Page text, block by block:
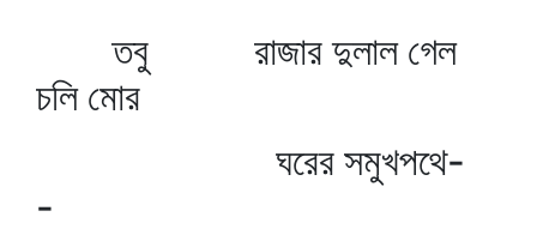
তবু রাজার দুলাল গেল
চলি মোর
ঘরের সমুখপথে-
-